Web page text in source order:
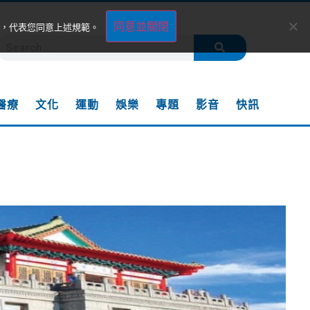
療 文化 運動 娛樂 專題 影音 快訊
代表您同意上述規範。 同意並關閉